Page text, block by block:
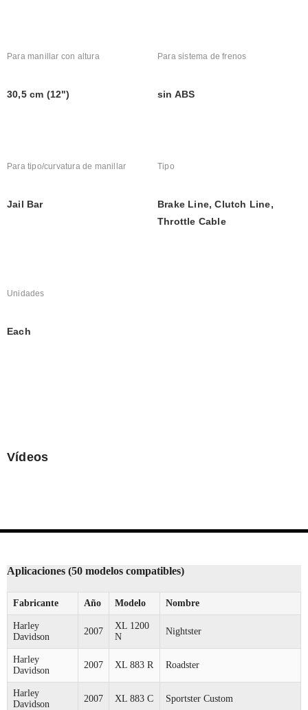
Para manillar con altura
30,5 cm (12")
Para sistema de frenos
sin ABS
Para tipo/curvatura de manillar
Jail Bar
Tipo
Brake Line, Clutch Line,
Throttle Cable
Unidades
Each
Vídeos
Aplicaciones (50 modelos compatibles)
Fabricante Año Modelo Nombre
Harley
Davidson
2007
XL 1200
N
Nightster
Harley
Davidson
2007 XL 883 R Roadster
Harley
Davidson
2007 XL 883 C Sportster Custom